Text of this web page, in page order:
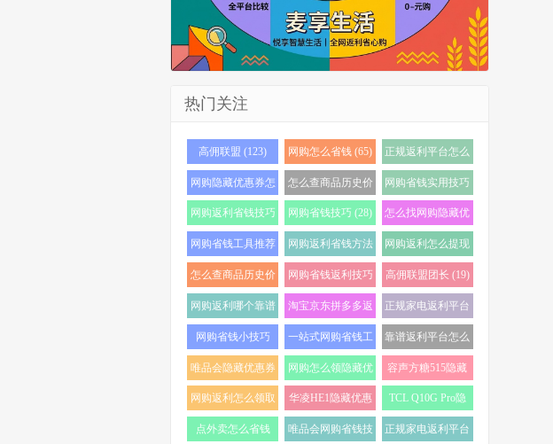
热门关注
高佣联盟 (123) 网购怎么省钱 (65)
正规返利平台怎么
选 (56)
网购隐藏优惠券怎
么找 (40)
怎么查商品历史价
格 (36)
网购省钱实用技巧
(35)
网购返利省钱技巧
(35)
网购省钱技巧 (28)
怎么找网购隐藏优
惠券 (24)
网购省钱工具推荐
(24)
网购返利省钱方法
(22)
网购返利怎么提现
(21)
怎么查商品历史价
格走势 (20)
网购省钱返利技巧
(20)
高佣联盟团长 (19)
网购返利哪个靠谱
(19)
淘宝京东拼多多返
利 (19)
正规家电返利平台
怎么选 (18)
网购省钱小技巧
(18)
一站式网购省钱工
具 (17)
靠谱返利平台怎么
选 (17)
唯品会隐藏优惠券
怎么找 (17)
网购怎么领隐藏优
惠券 (17)
容声方糖515隐藏
优惠券 (16)
网购返利怎么领取
(16)
华凌HE1隐藏优惠
券 (16)
TCL Q10G Pro隐
藏优惠券 (16)
点外卖怎么省钱
唯品会网购省钱技
正规家电返利平台